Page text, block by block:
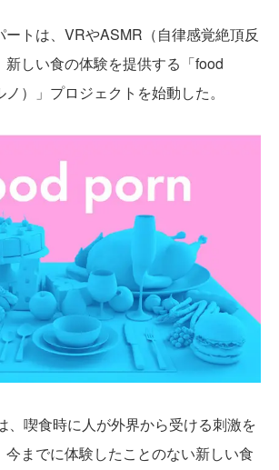
トは、VRやASMR（自律感覚絶頂反
新しい食の体験を提供する「food
）」プロジェクトを始動した。
、喫食時に人が外界から受ける刺激を
今までに体験したことのない新しい食